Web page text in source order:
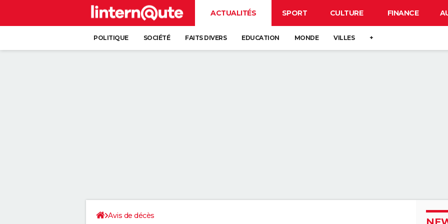
ACTUALITÉS SPORT CULTURE FINANCE
POLITIQUE SOCIÉTÉ FAITS DIVERS EDUCATION MONDE VILLES +
Avis de décès